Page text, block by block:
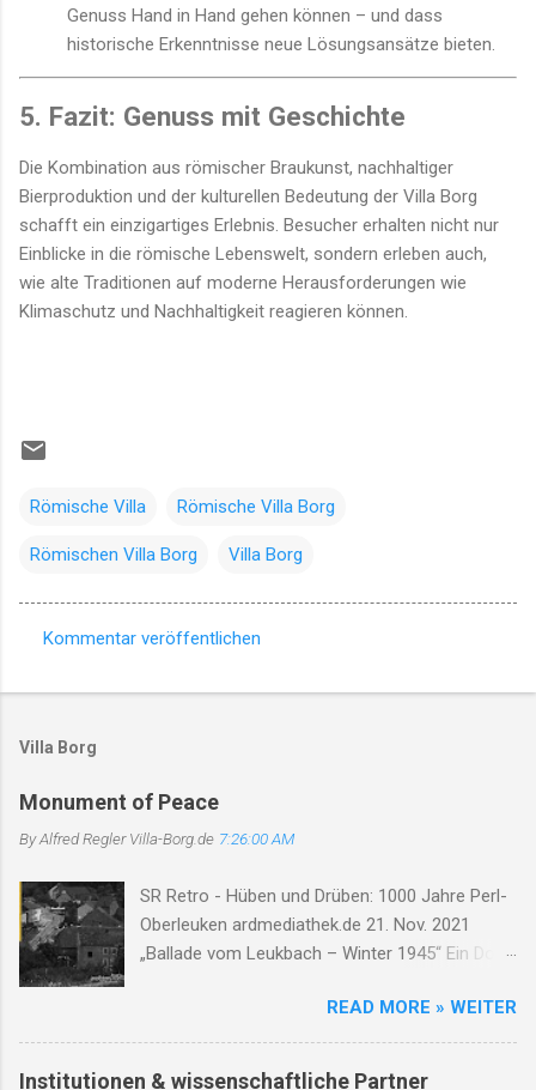
Genuss Hand in Hand gehen können – und dass
historische Erkenntnisse neue Lösungsansätze bieten.
5. Fazit: Genuss mit Geschichte
Die Kombination aus römischer Braukunst, nachhaltiger
Bierproduktion und der kulturellen Bedeutung der Villa Borg
schafft ein einzigartiges Erlebnis. Besucher erhalten nicht nur
Einblicke in die römische Lebenswelt, sondern erleben auch,
wie alte Traditionen auf moderne Herausforderungen wie
Klimaschutz und Nachhaltigkeit reagieren können.
Römische Villa Römische Villa Borg
Römischen Villa Borg Villa Borg
o
e
n
a
r
e
Kommentar veröffentlichen
Villa Borg
Monument of Peace
By Alfred ReglerVilla-Borg.de 7:26:00 AM
SR Retro - Hüben und Drüben: 1000 Jahre Perl-
Oberleuken ardmediathek.de 21. Nov. 2021
„Ballade vom Leukbach – Winter 1945“ Ein Dorf,
Luft so rau. Der Leukbach fließt, doch trägt nun
Leid, durch Trümmer, Tod und Einsamkeit. Im
Schatten des Orscholzriegels' Macht, hat Krieg
READ MORE » WEITER
Institutionen & wissenschaftliche Partner